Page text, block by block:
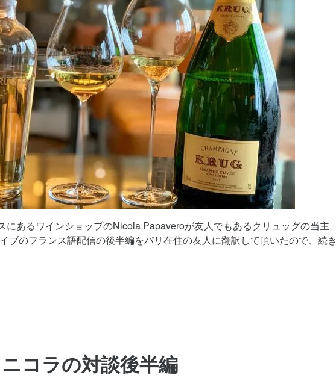
にあるワインショップのNicola Papaveroが友人でもあるクリュッグの当主
ブのフランス語配信の後半編をパリ在住の友人に翻訳して頂いたので、続き
コラの対談後半編